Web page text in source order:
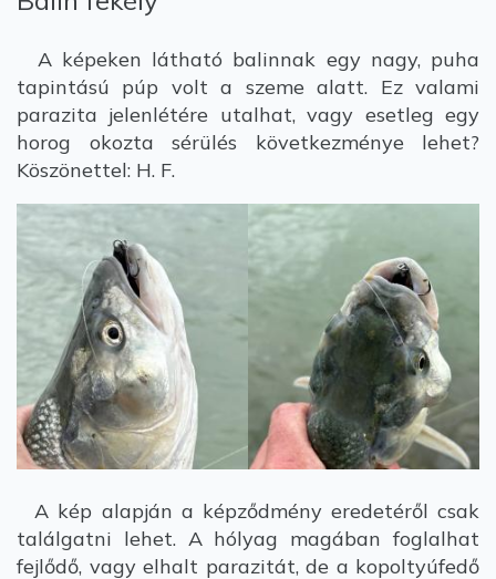
A képeken látható balinnak egy nagy, puha
tapintású púp volt a szeme alatt. Ez valami
parazita jelenlétére utalhat, vagy esetleg egy
horog okozta sérülés következménye lehet?
Köszönettel: H. F.
A kép alapján a képződmény eredetéről csak
találgatni lehet. A hólyag magában foglalhat
fejlődő, vagy elhalt parazitát, de a kopoltyúfedő